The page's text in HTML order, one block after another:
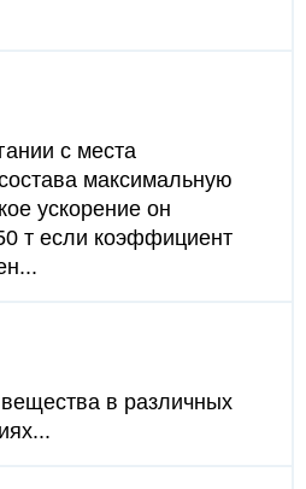
с места
максимальную
ускорение он
т если коэффициент
в различных